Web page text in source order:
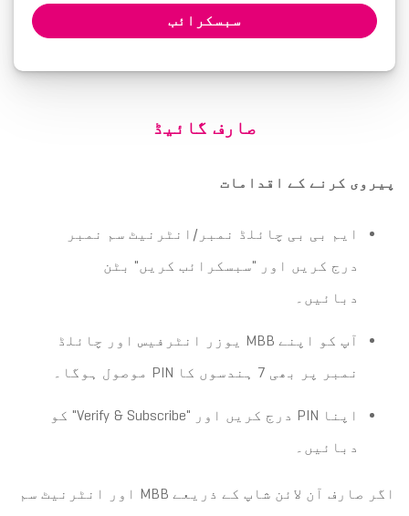
سبسکرائب
صارف گائیڈ
پیروی کرنے کے اقدامات
ایم بی بی چائلڈ نمبر/انٹرنیٹ سم نمبر
درج کریں اور "سبسکرائب کریں" بٹن
دبائیں۔
آپ کو اپنے MBB یوزر انٹرفیس اور چائلڈ
نمبر پر بھی 7 ہندسوں کا PIN موصول ہوگا۔
اپنا PIN درج کریں اور "Verify & Subscribe" کو
دبائیں۔
اگر صارف آن لائن شاپ کے ذریعے MBB اور انٹرنیٹ سم